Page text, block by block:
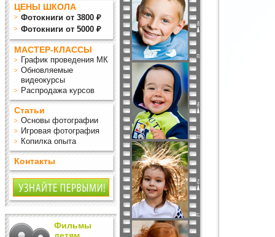
ЦЕНЫ ШКОЛА
Фотокниги от 3800 ₽
Фотокниги от 5000 ₽
МАСТЕР-КЛАССЫ
График проведения МК
Обновляемые
видеокурсы
Распродажа курсов
Статьи
Основы фотографии
Игровая фотография
Копилка опыта
Контакты
Фильмы